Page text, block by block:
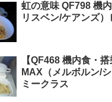
虹の意味 QF798 機
リスベン/ケアンズ
【QF468 機内食・
MAX（メルボルン/
ミークラス